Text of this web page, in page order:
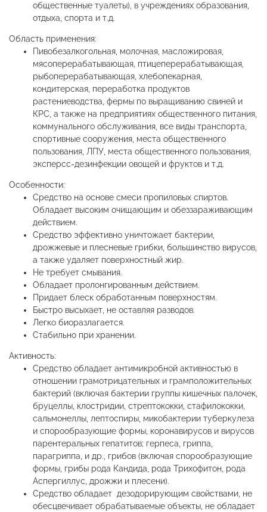
общественные туалеты), в учреждениях образования,
отдыха, спорта и т.д.
Область применения:
Пивобезалкогольная, молочная, масложировая,
мясоперерабатывающая, птицеперерабатывающая,
рыбоперерабатывающая, хлебопекарная,
кондитерская, переработка продуктов
растениеводства, фермы по выращиванию свиней и
КРС, а также на предприятиях общественного питания,
коммунального обслуживания, все виды транспорта,
спортивные сооружения, места общественного
пользования, ЛПУ, места общественного пользования,
эксперсс-дезинфекции овощей и фруктов и т.д.
Особенности:
Средство на основе смеси пропиловых спиртов.
Обладает высоким очищающим и обеззараживающим
действием.
Средство эффективно уничтожает бактерии,
дрожжевые и плесневые грибки, большинство вирусов,
а также удаляет поверхностный жир.
Не требует смывания.
Обладает пролонгированным действием.
Придает блеск обработанным поверхностям.
Быстро высыхает, не оставляя разводов.
Легко биоразлагается.
Стабильно при хранении.
Активность:
Средство обладает антимикробной активностью в
отношении грамотрицательных и грамположительных
бактерий (включая бактерии группы кишечных палочек,
бруцеллы, клостридии, стрептококки, стафилококки,
сальмонеллы, лептоспиры, микобактерии туберкулеза
и спорообразующие формы, коронавирусов и вирусов
парентеральных гепатитов; герпеса, гриппа,
парагриппа, и др., грибов (включая спорообразующие
формы, грибы рода Кандида, рода Трихофитон, рода
Аспергиллус, дрожжи и плесени).
Средство обладает дезодорирующим свойствами, не
обесцвечивает обрабатываемые объекты, не обладает